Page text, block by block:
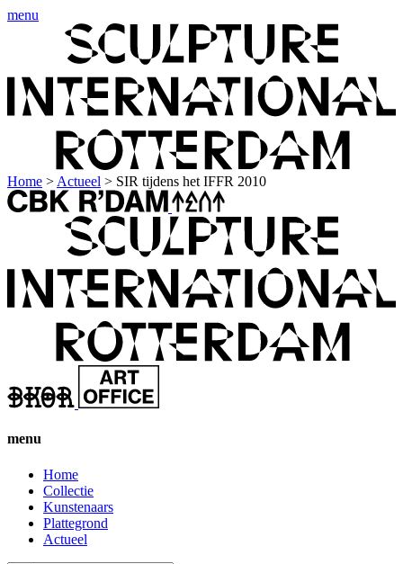
menu
Home > Actueel > SIR tijdens het IFFR 2010
menu
Home
Collectie
Kunstenaars
Plattegrond
Actueel